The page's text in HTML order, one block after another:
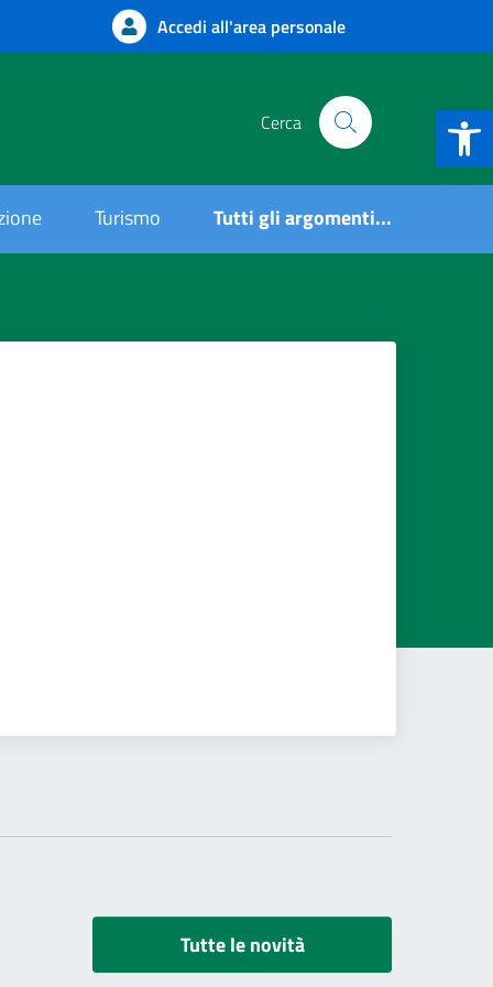
Apri la
Accedi all'area personale
Cerca
Turismo Tutti gli argomenti...
Tutte le novità